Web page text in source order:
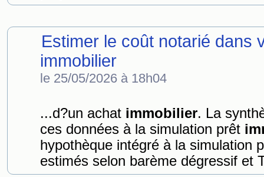
Estimer le coût notarié dans
immobilier
le 25/05/2026 à 18h04
...d?un achat immobilier. La
ces données à la simulation prêt
hypothèque intégré à la simulation
estimés selon barème dégressif et